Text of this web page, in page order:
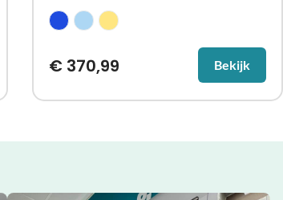
€ 370,99 Bekijk